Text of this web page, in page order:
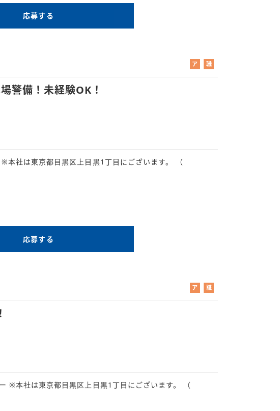
応募する
ア
職
警備！未経験OK！
本社は東京都目黒区上目黒1丁目にございます。 （
応募する
ア
職
※本社は東京都目黒区上目黒1丁目にございます。 （